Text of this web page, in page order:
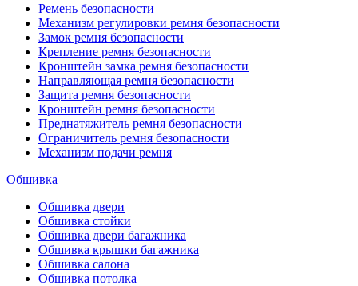
Ремень безопасности
Механизм регулировки ремня безопасности
Замок ремня безопасности
Крепление ремня безопасности
Кронштейн замка ремня безопасности
Направляющая ремня безопасности
Защита ремня безопасности
Кронштейн ремня безопасности
Преднатяжитель ремня безопасности
Ограничитель ремня безопасности
Механизм подачи ремня
Обшивка
Обшивка двери
Обшивка стойки
Обшивка двери багажника
Обшивка крышки багажника
Обшивка салона
Обшивка потолка